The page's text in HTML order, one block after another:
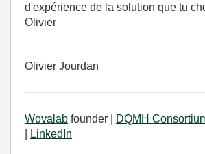
d'expérience de la solution que tu
Olivier
Olivier Jourdan
Wovalab founder | DQMH
LinkedIn